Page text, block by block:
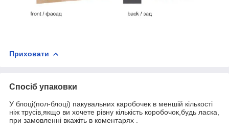
Приховати
Спосіб упаковки
У блоці(пол-блоці) пакувальних каробочек в меншій кількості
ніж трусів,якщо ви хочете рівну кількість коробочок,будь ласка,
при замовленні вкажіть в коментарях .